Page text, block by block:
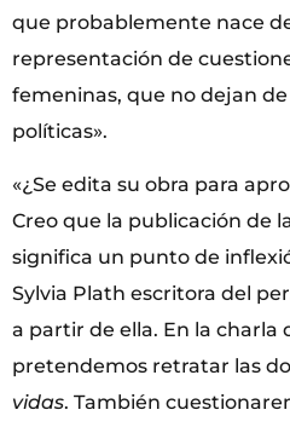
que probablemente nace
representación de
femeninas, que no dejan
políticas».
«¿Se edita su obra para
Creo que la publicación de
significa un punto de
Sylvia Plath escritora del
a partir de ella. En la charla
pretendemos retratar las
vidas. También